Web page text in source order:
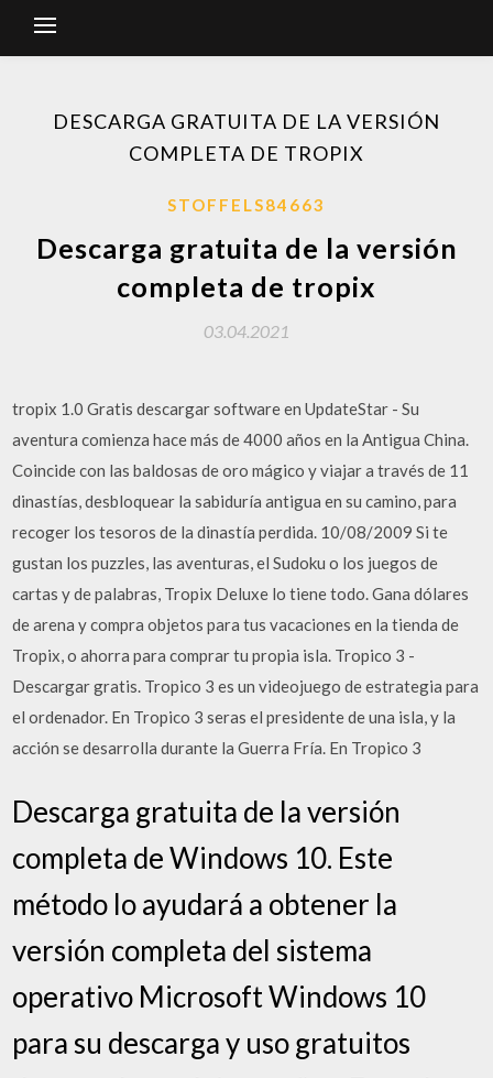
DESCARGA GRATUITA DE LA VERSIÓN
COMPLETA DE TROPIX
STOFFELS84663
Descarga gratuita de la versión
completa de tropix
03.04.2021
tropix 1.0 Gratis descargar software en UpdateStar - Su
aventura comienza hace más de 4000 años en la Antigua China.
Coincide con las baldosas de oro mágico y viajar a través de 11
dinastías, desbloquear la sabiduría antigua en su camino, para
recoger los tesoros de la dinastía perdida. 10/08/2009 Si te
gustan los puzzles, las aventuras, el Sudoku o los juegos de
cartas y de palabras, Tropix Deluxe lo tiene todo. Gana dólares
de arena y compra objetos para tus vacaciones en la tienda de
Tropix, o ahorra para comprar tu propia isla. Tropico 3 -
Descargar gratis. Tropico 3 es un videojuego de estrategia para
el ordenador. En Tropico 3 seras el presidente de una isla, y la
acción se desarrolla durante la Guerra Fría. En Tropico 3
Descarga gratuita de la versión
completa de Windows 10. Este
método lo ayudará a obtener la
versión completa del sistema
operativo Microsoft Windows 10
para su descarga y uso gratuitos